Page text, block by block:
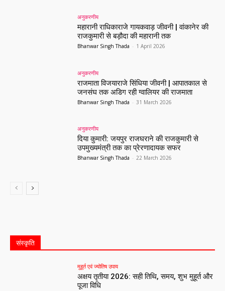
अनुकरणीय
महारानी राधिकाराजे गायकवाड़ जीवनी | वांकानेर की
राजकुमारी से बड़ौदा की महारानी तक
Bhanwar Singh Thada - 1 April 2026
अनुकरणीय
राजमाता विजयाराजे सिंधिया जीवनी | आपातकाल से
जनसंघ तक अडिग रही ग्वालियर की राजमाता
Bhanwar Singh Thada - 31 March 2026
अनुकरणीय
दिया कुमारी: जयपुर राजघराने की राजकुमारी से
उपमुख्यमंत्री तक का प्रेरणादायक सफर
Bhanwar Singh Thada - 22 March 2026
संस्कृति
मुहूर्त एवं ज्योतिष उपाय
अक्षय तृतीया 2026: सही तिथि, समय, शुभ मुहूर्त और
पूजा विधि